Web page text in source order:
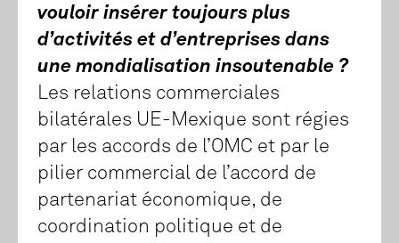
vouloir insérer toujours plus
d’activités et d’entreprises dans
une mondialisation insoutenable ?
Les relations commerciales
bilatérales UE-Mexique sont régies
par les accords de l’OMC et par le
pilier commercial de l’accord de
partenariat économique, de
coordination politique et de